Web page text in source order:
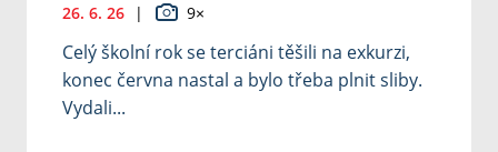
26. 6. 26 | 9×
Celý školní rok se terciáni těšili na exkurzi,
konec června nastal a bylo třeba plnit sliby.
Vydali...